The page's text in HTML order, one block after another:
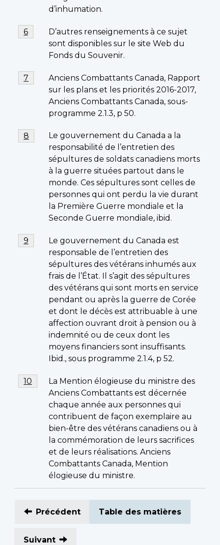
d’inhumation.
Footnote
6
D’autres renseignements à ce sujet
sont disponibles sur le site Web du
Fonds du Souvenir.
Return to footnote
6 referrer
Footnote
7
Anciens Combattants Canada, Rapport
sur les plans et les priorités 2016-2017,
Anciens Combattants Canada, sous-
programme 2.1.3, p 50.
Return to footnote
7 referrer
Footnote
8
Le gouvernement du Canada a la
responsabilité de l’entretien des
sépultures de soldats canadiens morts
à la guerre situées partout dans le
monde. Ces sépultures sont celles de
personnes qui ont perdu la vie durant
la Première Guerre mondiale et la
Seconde Guerre mondiale, ibid.
Return to footnote
8 referrer
Footnote
9
Le gouvernement du Canada est
responsable de l’entretien des
sépultures des vétérans inhumés aux
frais de l’État. Il s’agit des sépultures
des vétérans qui sont morts en service
pendant ou après la guerre de Corée
et dont le décès est attribuable à une
affection ouvrant droit à pension ou à
indemnité ou de ceux dont les
moyens financiers sont insuffisants.
Ibid., sous programme 2.1.4, p 52.
Return to footnote
9 referrer
Footnote
10
La Mention élogieuse du ministre des
Anciens Combattants est décernée
chaque année aux personnes qui
contribuent de façon exemplaire au
bien-être des vétérans canadiens ou à
la commémoration de leurs sacrifices
et de leurs réalisations. Anciens
Combattants Canada, Mention
élogieuse du ministre.
Return to footnote
10 referrer
Précédent Table des matières
Suivant